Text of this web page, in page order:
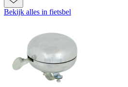
Bekijk alles in fietsbel